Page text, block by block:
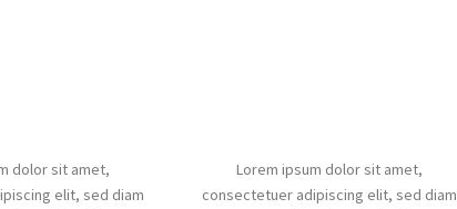
dolor sit amet,
elit, sed diam
Lorem ipsum dolor sit amet,
consectetuer adipiscing elit, sed diam